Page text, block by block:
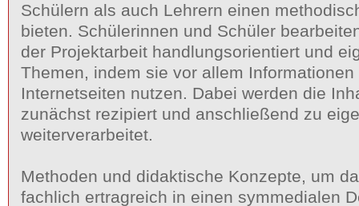
Schülern als auch Lehrern einen
bieten. Schülerinnen und Schüler
der Projektarbeit handlungsorientiert und
Themen, indem sie vor allem
Internetseiten nutzen. Dabei werden die
zunächst rezipiert und anschließend zu
weiterverarbeitet.
Methoden und didaktische Konzepte, um
fachlich ertragreich in einen symmedialen